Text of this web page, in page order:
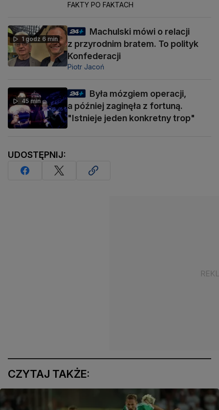
FAKTY PO FAKTACH
1 godz 6 min
Machulski mówi o relacji
z przyrodnim bratem. To polityk
Konfederacji
Piotr Jacoń
45 min
Była mózgiem operacji,
a później zaginęła z fortuną.
"Istnieje jeden konkretny trop"
UDOSTĘPNIJ:
CZYTAJ TAKŻE: